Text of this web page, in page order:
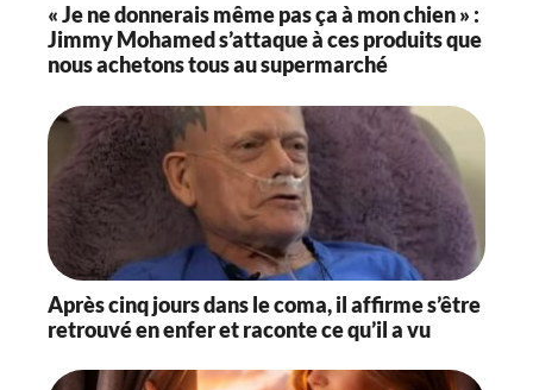
« Je ne donnerais même pas ça à mon chien » :
Jimmy Mohamed s’attaque à ces produits que
nous achetons tous au supermarché
Après cinq jours dans le coma, il affirme s’être
retrouvé en enfer et raconte ce qu’il a vu